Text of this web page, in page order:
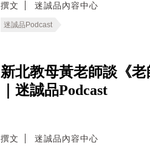
撰文 迷誠品內容中心
迷誠品Podcast
新北教母黃老師談《
｜迷誠品Podcast
撰文 迷誠品內容中心